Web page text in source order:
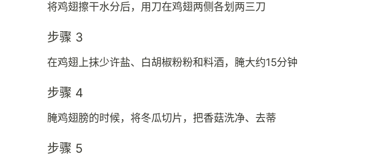
将鸡翅擦干水分后，用刀在鸡翅两侧各划两三刀
步骤 3
在鸡翅上抹少许盐、白胡椒粉粉和料酒，腌大约15分钟
步骤 4
腌鸡翅膀的时候，将冬瓜切片，把香菇洗净、去蒂
步骤 5